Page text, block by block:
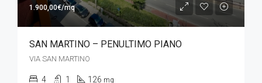
1.900,00€/mq
SAN MARTINO – PENULTIMO PIANO
VIA SAN MARTINO
4 1 126 mq